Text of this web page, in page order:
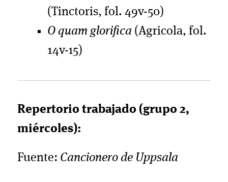
(Tinctoris, fol. 49v-50)
O quam glorifica (Agricola, fol.
14v-15)
Repertorio trabajado (grupo 2,
miércoles):
Fuente: Cancionero de Uppsala